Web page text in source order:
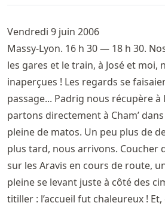
Vendredi 9 juin 2006
Massy-Lyon. 16 h 30 — 18 h 30.
les gares et le train, à José et moi,
inaperçues ! Les regards se
passage... Padrig nous récupère à
partons directement à Cham’
pleine de matos. Un peu plus de
plus tard, nous arrivons. Coucher
sur les Aravis en cours de route,
pleine se levant juste à côté des
titiller : l’accueil fut chaleureux !